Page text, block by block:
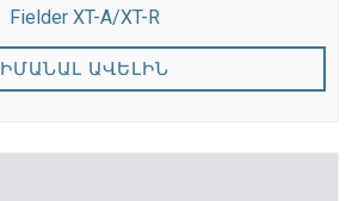
Fielder XT-A/XT-R
ԻՄԱՆԱԼ ԱՎԵԼԻՆ